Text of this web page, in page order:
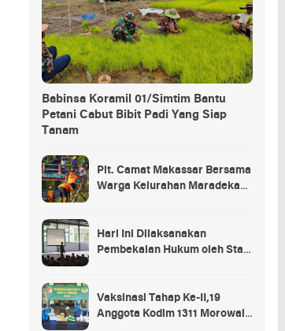
Babinsa Koramil 01/Simtim Bantu
Petani Cabut Bibit Padi Yang Siap
Tanam
Plt. Camat Makassar Bersama
Warga Kelurahan Maradekaya
Hari Ini Dilaksanakan
Pembekalan Hukum oleh Staf
Kostrad
Vaksinasi Tahap Ke-II,19
Anggota Kodim 1311 Morowali